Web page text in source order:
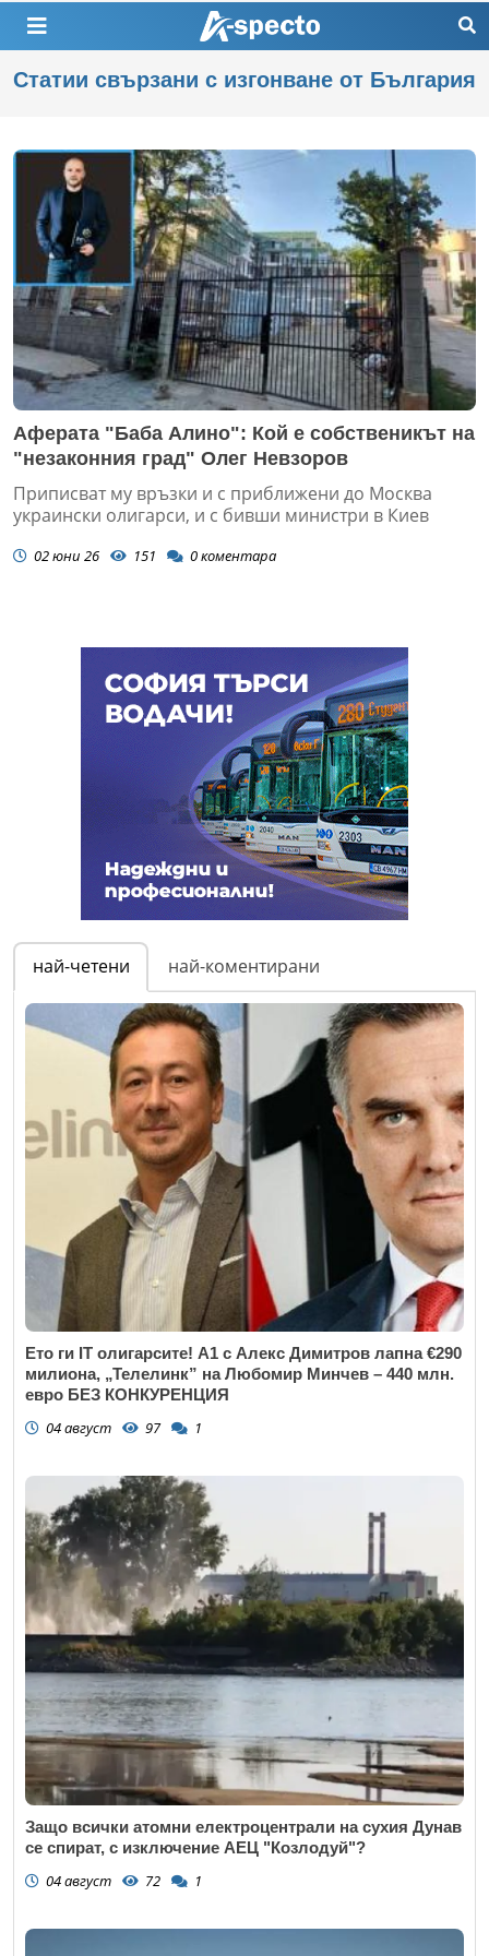
Статии свързани с изгонване от България
Аферата "Баба Алино": Кой е собственикът на
"незаконния град" Олег Невзоров
Приписват му връзки и с приближени до Москва
украински олигарси, и с бивши министри в Киев
02 юни 26 151 0коментара
най-четени най-коментирани
Ето ги IT олигарсите! А1 с Алекс Димитров лапна €290
милиона, „Телелинк” на Любомир Минчев – 440 млн.
евро БЕЗ КОНКУРЕНЦИЯ
04 август 97 1
Защо всички атомни електроцентрали на сухия Дунав
се спират, с изключение АЕЦ "Козлодуй"?
04 август 72 1